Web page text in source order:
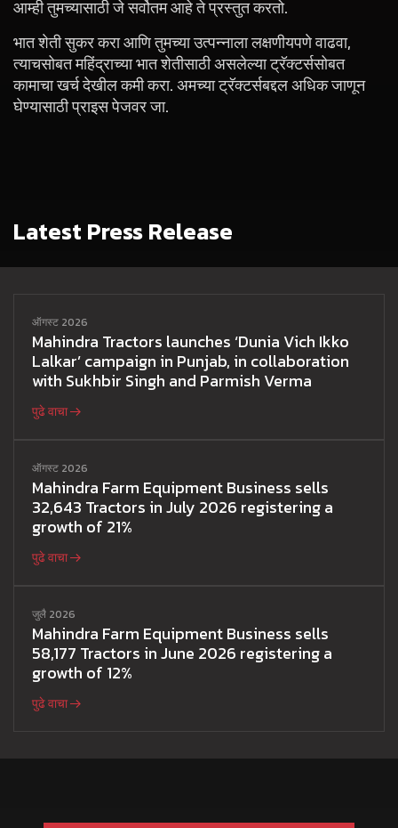
आम्ही तुमच्यासाठी जे सर्वोतम आहे ते प्रस्तुत करतो.
भात शेती सुकर करा आणि तुमच्या उत्पन्नाला लक्षणीयपणे वाढवा,
त्याचसोबत महिंद्राच्या भात शेतीसाठी असलेल्या ट्रॅक्टर्ससोबत
कामाचा खर्च देखील कमी करा. अमच्या ट्रॅक्टर्सबद्दल अधिक जाणून
घेण्यासाठी प्राइस पेजवर जा.
Latest Press Release
ऑगस्ट 2026
Mahindra Tractors launches ‘Dunia Vich Ikko
Lalkar’ campaign in Punjab, in collaboration
with Sukhbir Singh and Parmish Verma
पुढे वाचा
ऑगस्ट 2026
Mahindra Farm Equipment Business sells
32,643 Tractors in July 2026 registering a
growth of 21%
पुढे वाचा
जुलै 2026
Mahindra Farm Equipment Business sells
58,177 Tractors in June 2026 registering a
growth of 12%
पुढे वाचा